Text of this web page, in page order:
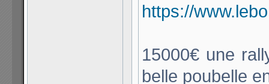
https://
15000€ une
belle poubelle